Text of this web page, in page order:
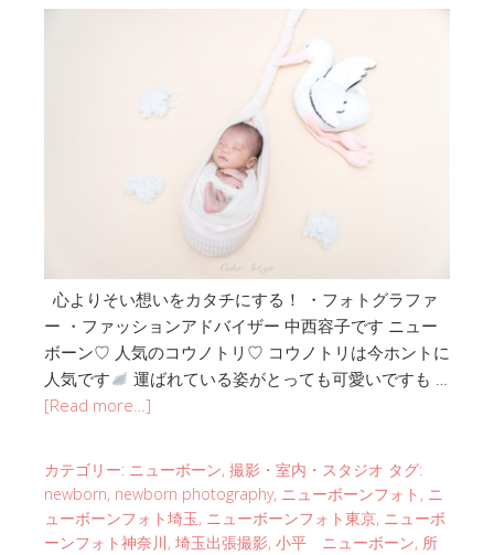
心よりそい想いをカタチにする！ ・フォトグラファ
ー ・ファッションアドバイザー 中西容子です ニュー
ボーン♡ 人気のコウノトリ♡ コウノトリは今ホントに
人気です
運ばれている姿がとっても可愛いですも …
[Read more…]
カテゴリー: ニューボーン, 撮影・室内・スタジオ タグ:
newborn, newborn photography, ニューボーンフォト , ニ
ューボーンフォト埼玉, ニューボーンフォト東京, ニューボ
ーンフォト神奈川, 埼玉出張撮影, 小平 ニューボーン, 所